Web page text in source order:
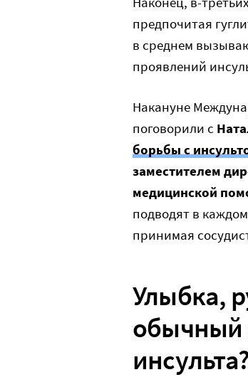
предпочитая
в среднем
проявлений
Накануне
поговорили с
борьбы с
заместителем
медицинской
подводят в
принимая
Улыбка,
обычный